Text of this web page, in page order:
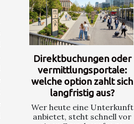
Direktbuchungen oder
vermittlungsportale:
welche option zahlt sich
langfristig aus?
Wer heute eine Unterkunft
anbietet, steht schnell vor